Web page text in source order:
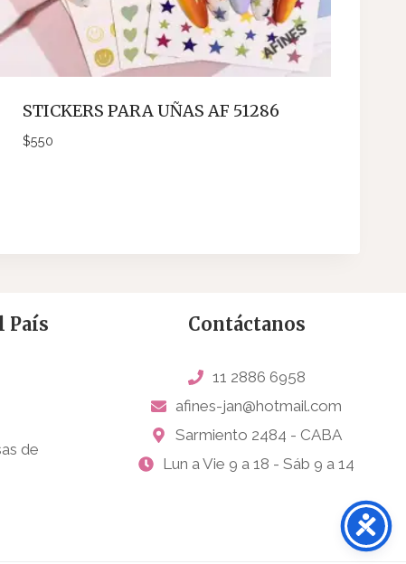
STICKERS PARA UÑAS AF 51286
$550
País
de
Contáctanos
11 2886 6958
afines-jan@hotmail.com
Sarmiento 2484 - CABA
Lun a Vie 9 a 18 - Sáb 9 a 14